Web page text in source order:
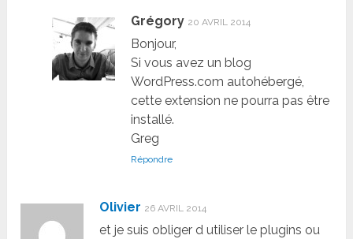
Grégory 20 AVRIL 2014
Bonjour,
Si vous avez un blog
WordPress.com autohébergé,
cette extension ne pourra pas être
installé.
Greg
Répondre
Olivier 26 AVRIL 2014
et je suis obliger d utiliser le plugins ou